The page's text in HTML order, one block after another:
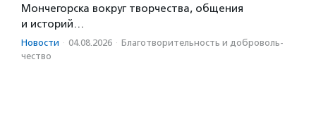
Мончегорска вокруг творчества, общения
и историй…
Новости · 04.08.2026 · Благотвори­тель­ность и доброволь­
чест­во